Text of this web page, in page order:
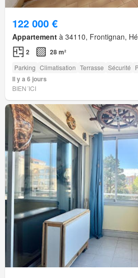
122 000 €
Appartement à 34110, Frontignan,
2 28 m²
Parking Climatisation Terrasse Sécurité
Il y a 6 jours
BIEN´ICI